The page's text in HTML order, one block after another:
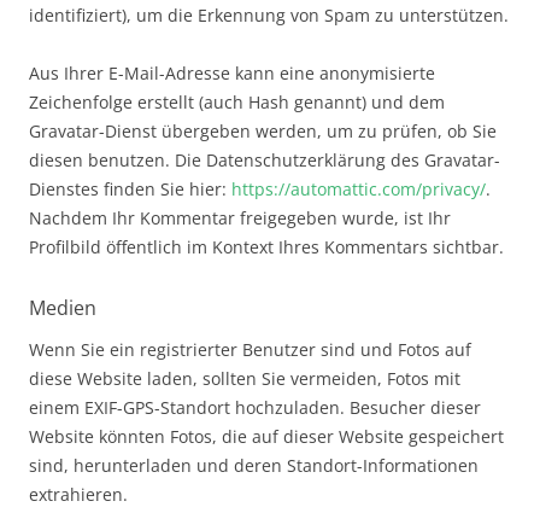
identifiziert), um die Erkennung von Spam zu unterstützen.
Aus Ihrer E-Mail-Adresse kann eine anonymisierte
Zeichenfolge erstellt (auch Hash genannt) und dem
Gravatar-Dienst übergeben werden, um zu prüfen, ob Sie
diesen benutzen. Die Datenschutzerklärung des Gravatar-
Dienstes finden Sie hier: https://automattic.com/privacy/.
Nachdem Ihr Kommentar freigegeben wurde, ist Ihr
Profilbild öffentlich im Kontext Ihres Kommentars sichtbar.
Medien
Wenn Sie ein registrierter Benutzer sind und Fotos auf
diese Website laden, sollten Sie vermeiden, Fotos mit
einem EXIF-GPS-Standort hochzuladen. Besucher dieser
Website könnten Fotos, die auf dieser Website gespeichert
sind, herunterladen und deren Standort-Informationen
extrahieren.